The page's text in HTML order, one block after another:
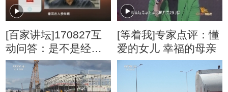
[百家讲坛]170827互
动问答：是不是经过
进化人类变得越来越
帅
[等着我]专家点评：懂
爱的女儿 幸福的母亲